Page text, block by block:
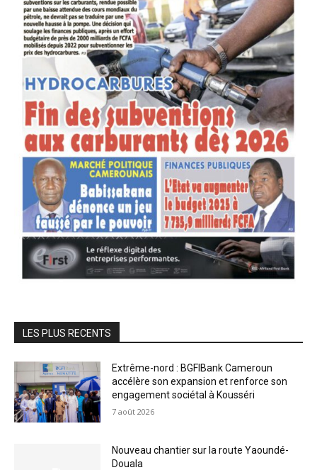
LES PLUS RECENTS
Extrême-nord : BGFIBank Cameroun
accélère son expansion et renforce son
engagement sociétal à Kousséri
7 août 2026
Nouveau chantier sur la route Yaoundé-
Douala